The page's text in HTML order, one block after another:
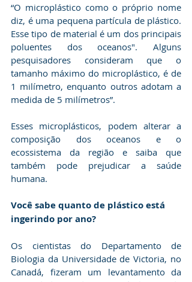
“O microplástico como o próprio nome
diz, é uma pequena partícula de plástico.
Esse tipo de material é um dos principais
poluentes dos oceanos". Alguns
pesquisadores consideram que o
tamanho máximo do microplástico, é de
1 milímetro, enquanto outros adotam a
medida de 5 milímetros”.
Esses microplásticos, podem alterar a
composição dos oceanos e o
ecossistema da região e saiba que
também pode prejudicar a saúde
humana.
Você sabe quanto de plástico está
ingerindo por ano?
Os cientistas do Departamento de
Biologia da Universidade de Victoria, no
Canadá, fizeram um levantamento da